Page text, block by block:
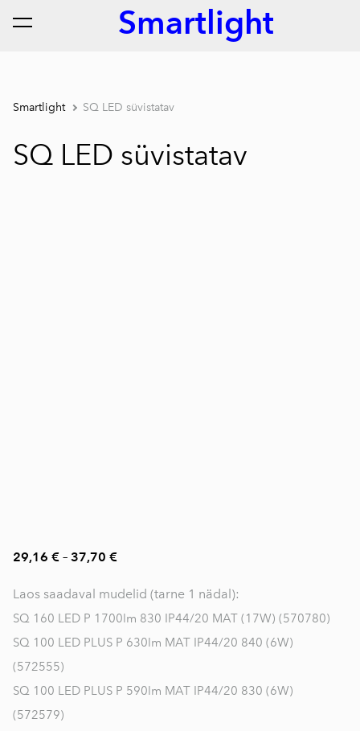
Smartlight
lisati ostukorvi. Vaata ostukorvi
Smartlight SQ LED süvistatav
SQ LED süvistatav
29,16 € – 37,70 €
Laos saadaval mudelid (tarne 1 nädal):
SQ 160 LED P 1700lm 830 IP44/20 MAT (17W) (570780)
SQ 100 LED PLUS P 630lm MAT IP44/20 840 (6W)
(572555)
SQ 100 LED PLUS P 590lm MAT IP44/20 830 (6W)
(572579)